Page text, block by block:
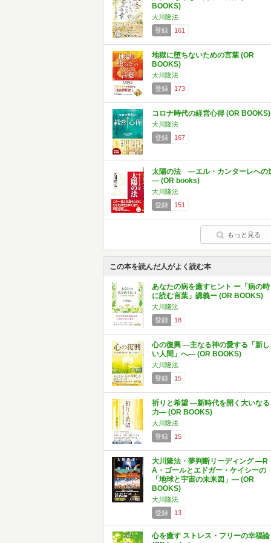
BOOKS)
大川隆法
登録
161
地獄に堕ちないための言葉 (OR
BOOKS)
大川隆法
登録
173
コロナ時代の経営心得 (OR BOOKS)
大川隆法
登録
167
太陽の法 ―エル・カンターレへの
― (OR books)
大川隆法
登録
151
もっと見る
この本を読んだ人がよく読む本
あなたの病を癒すヒント ー「病の時
に読む言葉」講義ー (OR BOOKS)
大川隆法
登録
18
心の復興 ―主なる神の愛する「新し
い人間」へ― (OR BOOKS)
大川隆法
登録
15
祈りと希望 ―新時代を開く大いなる
力― (OR BOOKS)
大川隆法
登録
15
大川隆法・夢判断リーディング ―R
A・ゴールとエドガー・ケイシーの
「地球と宇宙の未来図」― (OR
BOOKS)
大川隆法
登録
13
心を癒す ストレス・フリーの幸福論